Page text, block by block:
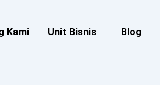
Kami Unit Bisnis Blog